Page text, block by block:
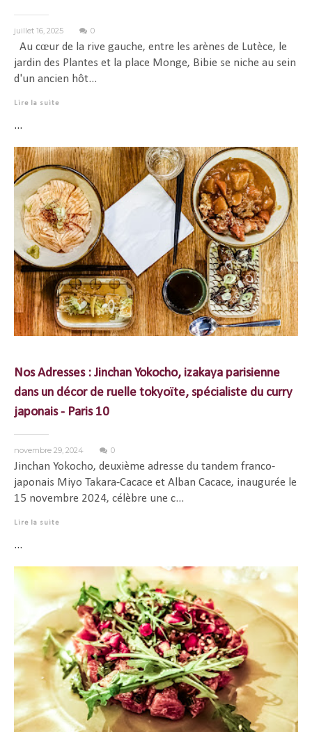
juillet 16, 2025 0
Au cœur de la rive gauche, entre les arènes de Lutèce, le
jardin des Plantes et la place Monge, Bibie se niche au sein
d'un ancien hôt...
Lire la suite
...
Nos Adresses : Jinchan Yokocho, izakaya parisienne
dans un décor de ruelle tokyoïte, spécialiste du curry
japonais - Paris 10
novembre 29, 2024 0
Jinchan Yokocho, deuxième adresse du tandem franco-
japonais Miyo Takara-Cacace et Alban Cacace, inaugurée le
15 novembre 2024, célèbre une c...
Lire la suite
...